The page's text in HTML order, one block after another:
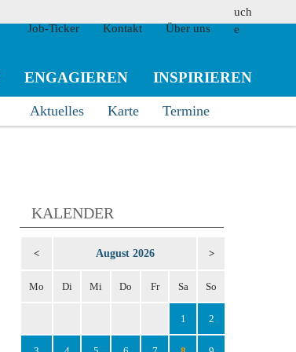
Job-Ticker
Kontakt Über uns
suchen
Aktuelles Karte Termine
ENGAGIEREN INSPIRIEREN
KALENDER
< August 2026 >
Mo Di Mi Do Fr Sa So
1 2